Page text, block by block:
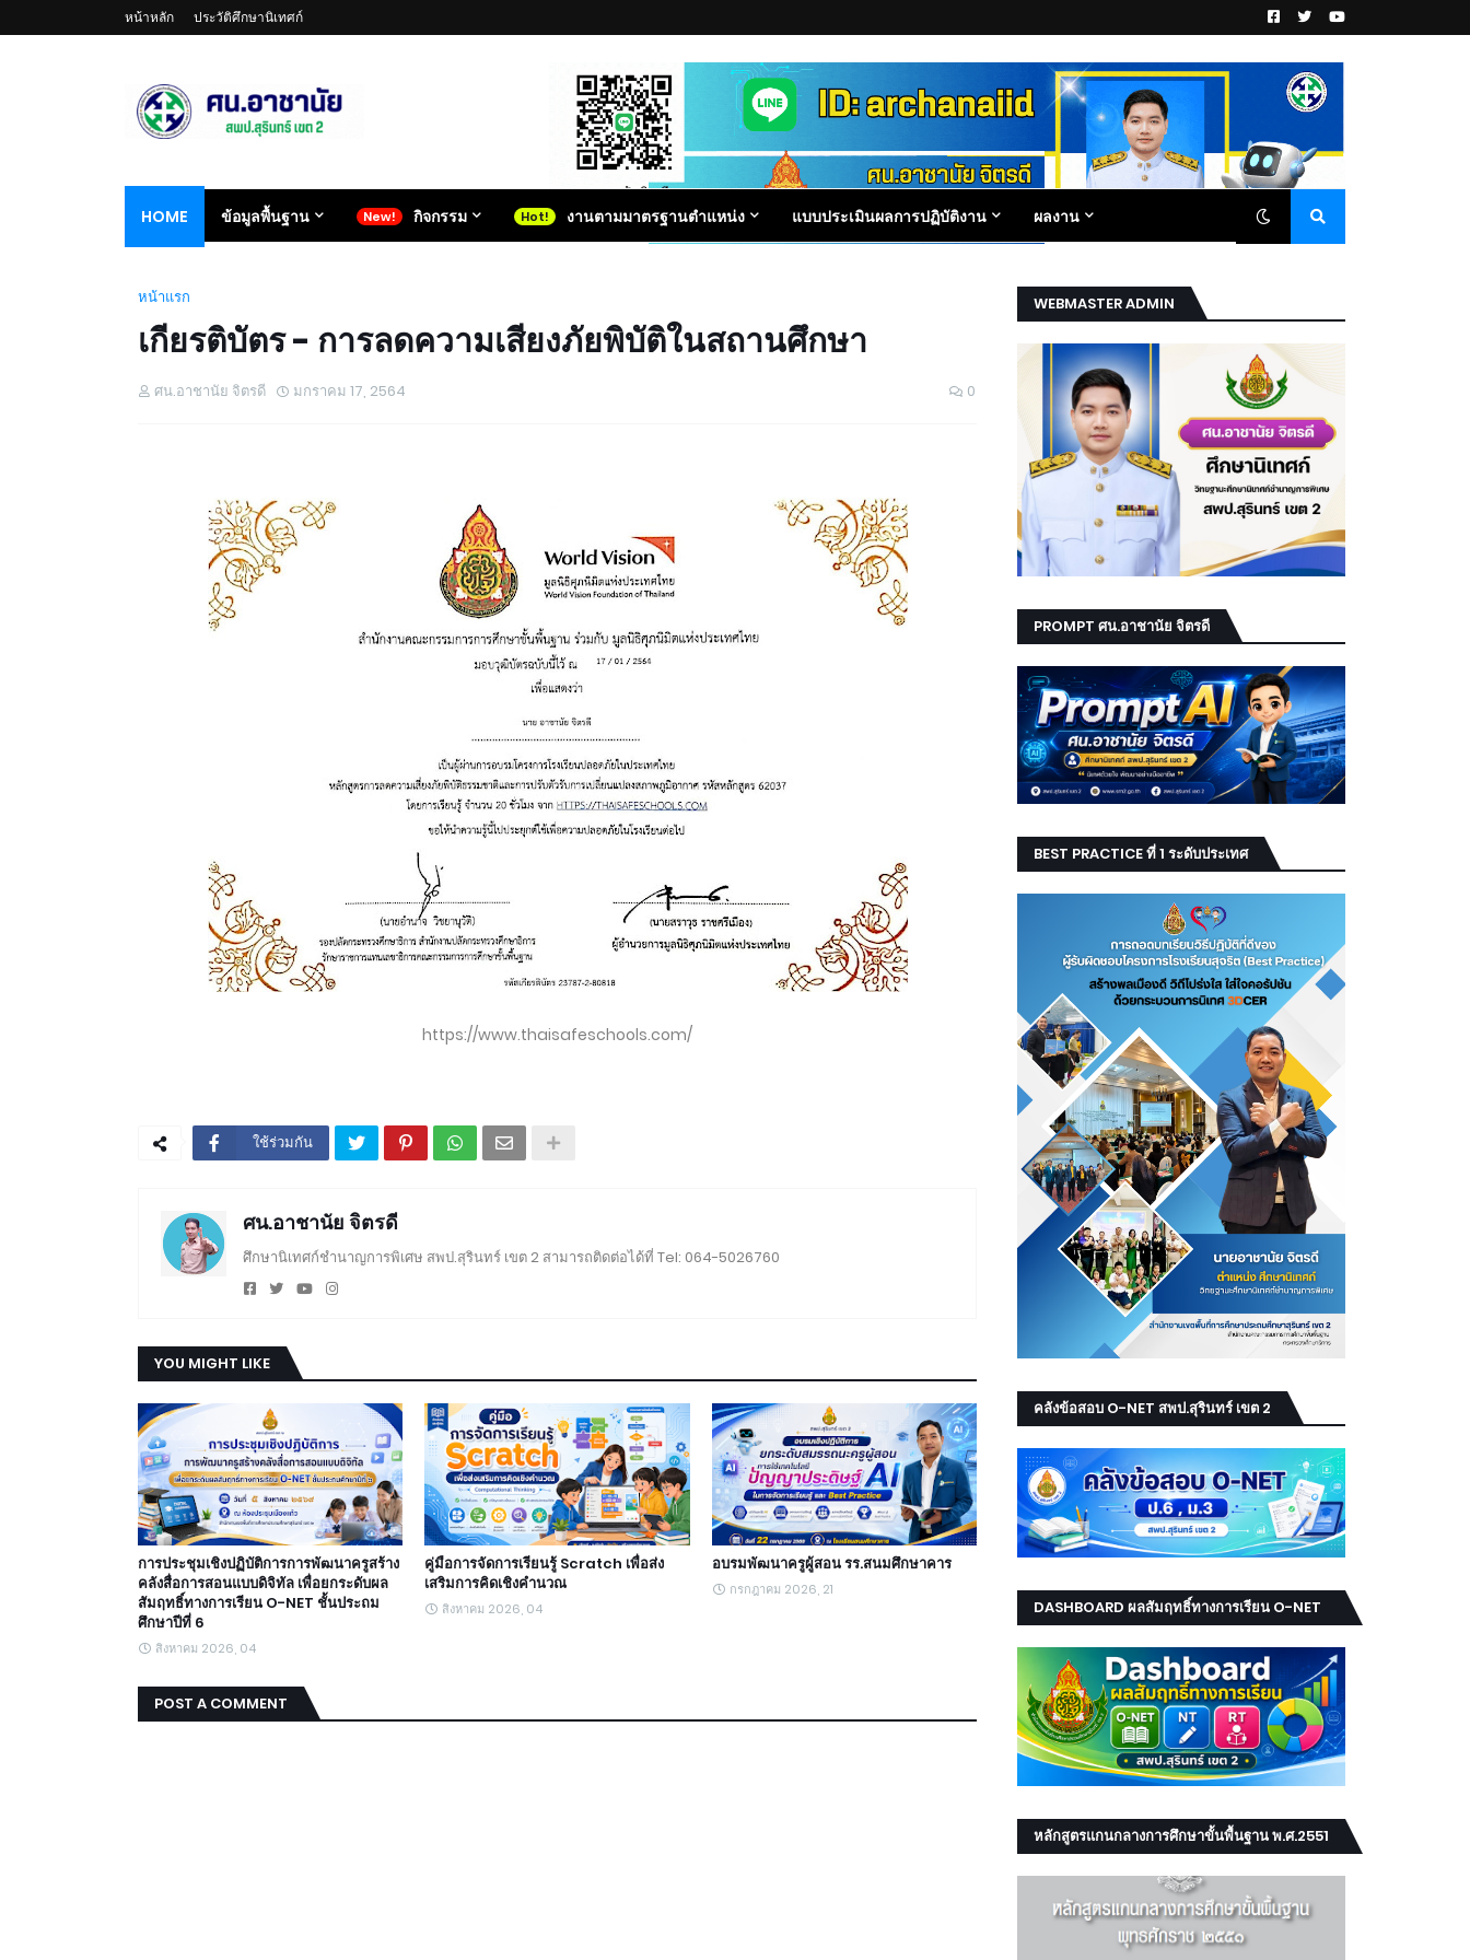
หน้าหลัก ประวัติศึกษานิเทศก์
HOME ข้อมูลพื้นฐาน กิจกรรม งานตามมาตรฐานตำแหน่ง แบบประเมินผลการปฏิบัติงาน ผลงาน
หน้าแรก
เกียรติบัตร - การลดความเสียงภัยพิบัติในสถานศึกษา
ศน.อาชานัย จิตรดี มกราคม 17, 2564 0
https://www.thaisafeschools.com/
ใช้ร่วมกัน
ศน.อาชานัย จิตรดี
ศึกษานิเทศก์ชำนาญการพิเศษ สพป.สุรินทร์ เขต 2 สามารถติดต่อได้ที่ Tel: 064-5026760
YOU MIGHT LIKE
การประชุมเชิงปฏิบัติการการพัฒนาครูสร้าง
คลังสื่อการสอนแบบดิจิทัล เพื่อยกระดับผล
สัมฤทธิ์ทางการเรียน O-NET ชั้นประถม
ศึกษาปีที่ 6
สิงหาคม 2026, 04
คู่มือการจัดการเรียนรู้ Scratch เพื่อส่ง
เสริมการคิดเชิงคำนวณ
สิงหาคม 2026, 04
อบรมพัฒนาครูผู้สอน รร.สนมศึกษาคาร
กรกฎาคม 2026, 21
POST A COMMENT
WEBMASTER ADMIN
PROMPT ศน.อาชานัย จิตรดี
BEST PRACTICE ที่ 1 ระดับประเทศ
คลังข้อสอบ O-NET สพป.สุรินทร์ เขต 2
DASHBOARD ผลสัมฤทธิ์ทางการเรียน O-NET
หลักสูตรแกนกลางการศึกษาขั้นพื้นฐาน พ.ศ.2551